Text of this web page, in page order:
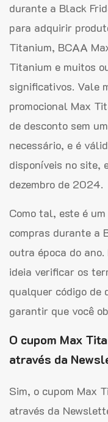
durante a Black
para adquirir
Titanium, BCAA
Titanium e muitos
significativos. Vale
promocional Max
de desconto sem
necessário, e é
disponíveis no site,
dezembro de 2024.
Como tal, este é
compras durante a
outra época do
ideia verificar os
qualquer código de
garantir que você
O cupom Max
através da
Sim, o cupom Max
através da